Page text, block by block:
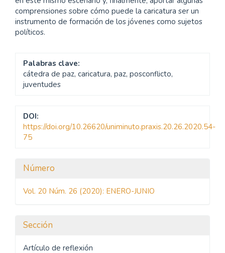
comprensiones sobre cómo puede la caricatura ser un
instrumento de formación de los jóvenes como sujetos
políticos.
Palabras clave:
cátedra de paz, caricatura, paz, posconflicto,
juventudes
DOI:
https://doi.org/10.26620/uniminuto.praxis.20.26.2020.54-
75
Detalles
del
Número
Vol. 20 Núm. 26 (2020): ENERO-JUNIO
Sección
Artículo de reflexión